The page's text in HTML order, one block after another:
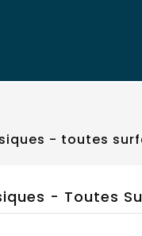
- toutes
- Toutes